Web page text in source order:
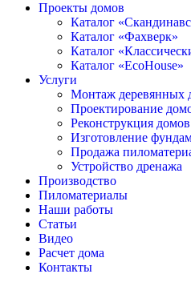
Проекты домов
Каталог
Каталог «Фахверк»
Каталог
Каталог «EcoHouse»
Услуги
Монтаж деревянных
Проектирование
Реконструкция домов
Изготовление
Продажа
Устройство дренажа
Производство
Пиломатериалы
Наши работы
Статьи
Видео
Расчет дома
Контакты